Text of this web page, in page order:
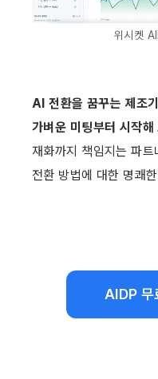
위시켓
AI 전환을 꿈꾸는 제조
가벼운 미팅부터 시작해
재화까지 책임지는 파
전환 방법에 대한 명쾌
AIDP 무